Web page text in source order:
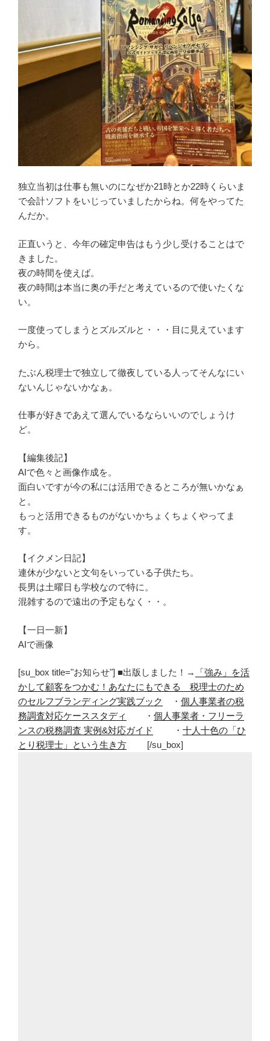
独立当初は仕事も無いのになぜか21時とか22時くらいま
で会計ソフトをいじっていましたからね。何をやってた
んだか。
正直いうと、今年の確定申告はもう少し受けることはで
きました。
夜の時間を使えば。
夜の時間は本当に奥の手だと考えているので使いたくな
い。
一度使ってしまうとズルズルと・・・目に見えています
から。
たぶん税理士で独立して徹夜している人ってそんなにい
ないんじゃないかなぁ。
仕事が好きであえて選んでいるならいいのでしょうけ
ど。
【編集後記】
AIで色々と画像作成を。
面白いですが今の私には活用できるところが無いかなぁ
と。
もっと活用できるものがないかちょくちょくやってま
す。
【イクメン日記】
連休が少ないと文句をいっている子供たち。
長男は土曜日も学校なので特に。
混雑するので遠出の予定もなく・・。
【一日一新】
AIで画像
[su_box title="お知らせ"] ■出版しました！→
「強み」を活
かして顧客をつかむ！あなたにもできる 税理士のため
のセルフブランディング実践ブック
・ 個人事業者の税
務調査対応ケーススタディ
・ 個人事業者・フリーラ
ンスの税務調査 実例&対応ガイド
・ 十人十色の「ひ
とり税理士」という生き方 [/su_box]